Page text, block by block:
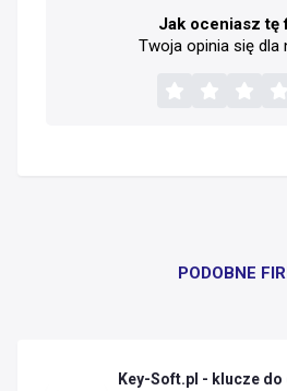
Jak oceniasz tę
Twoja opinia się dla
PODOBNE
Key-Soft.pl - klucze